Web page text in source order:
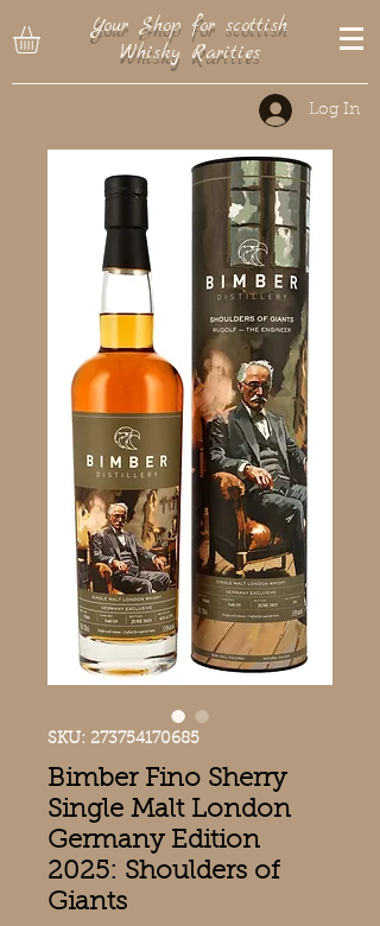
Your Shop for scottish
Whisky Rarities
Log In
SKU: 273754170685
Bimber Fino Sherry
Single Malt London
Germany Edition
2025: Shoulders of
Giants